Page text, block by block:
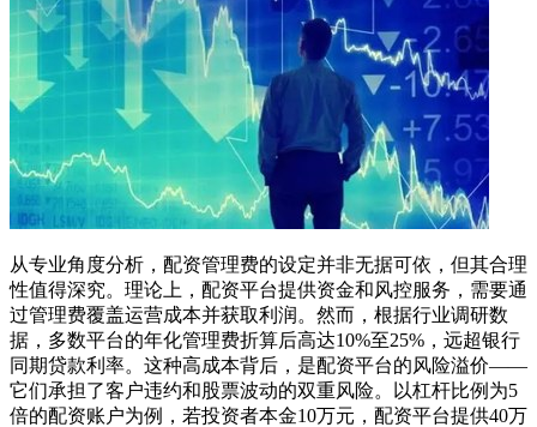
从专业角度分析，配资管理费的设定并非无据可依，但其合理
性值得深究。理论上，配资平台提供资金和风控服务，需要通
过管理费覆盖运营成本并获取利润。然而，根据行业调研数
据，多数平台的年化管理费折算后高达10%至25%，远超银行
同期贷款利率。这种高成本背后，是配资平台的风险溢价——
它们承担了客户违约和股票波动的双重风险。以杠杆比例为5
倍的配资账户为例，若投资者本金10万元，配资平台提供40万